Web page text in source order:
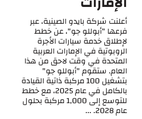
أعلنت شركة بايدو الصينية، عبر
فرعها "أبوللو جو"، عن خطط
لإطلاق خدمة سيارات الأجرة
الروبوتية في الإمارات العربية
المتحدة في وقت لاحق من هذا
العام. ستقوم "أبوللو جو"
بتشغيل 100 مركبة ذاتية القيادة
بالكامل في عام 2025، مع خطط
للتوسع إلى 1,000 مركبة بحلول
عام 2028. ...